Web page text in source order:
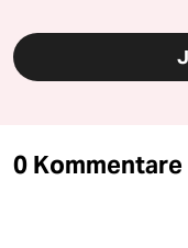
0 Kommentare